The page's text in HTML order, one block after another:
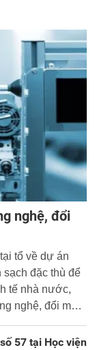
nghệ, đổi
tổ về dự án
sạch đặc thù để
tế nhà nước,
nghệ, đổi mới
57 tại Học viện